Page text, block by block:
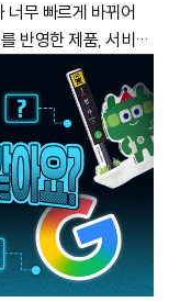
너무 빠르게 바뀌어
반영한 제품, 서비스
보고 싶은 분메가
엑스
은 게시물입니다. 한
어요’라고 가운데를
뀌다 보니 앞으론 또
물이 많은 사람들의
습니다. 유행 기간,
이미 여러분도 체감
게 바뀌죠. 한 매체의